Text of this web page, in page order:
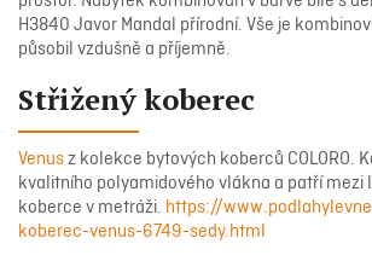
H3840 Javor Mandal přírodní. Vše je
působil vzdušně a příjemně.
Střižený koberec
Venusz kolekce bytových koberců COLORO.
kvalitního polyamidového vlákna a patří mezi
koberce v metráži. https://
koberec-venus-6749-sedy.html